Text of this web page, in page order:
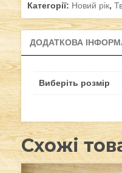
Категорії: Новий рік,
ДОДАТКОВА
Виберіть розмір
Схожі